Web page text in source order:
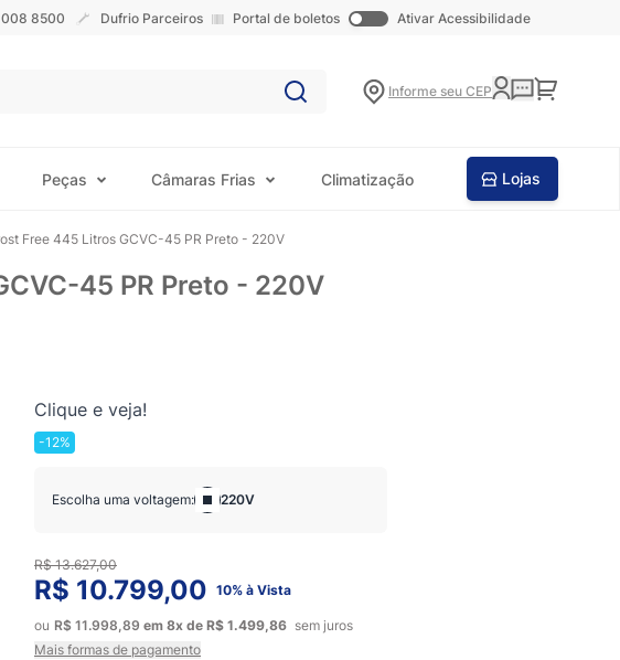
008 8500 Dufrio Parceiros Portal de boletos Ativar Acessibilidade
Informe seu CEP Carrinho
Peças Câmaras Frias Climatização Lojas
Free 445 Litros GCVC-45 PR Preto - 220V
45 PR Preto - 220V
Clique e veja!
-12%
Escolha uma voltagem: 220V
R$ 10.799,00 10% à Vista
ou R$ 11.998,89 em 8x de R$ 1.499,86 sem juros
Mais formas de pagamento
R$ 13.627,00